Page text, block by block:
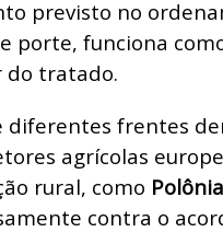
previsto no
porte, funciona
do tratado.
diferentes frentes
agrícolas
rural, como
contra o